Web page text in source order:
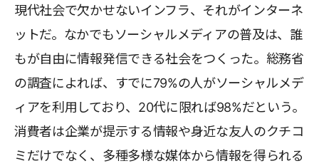
現代社会で欠かせないインフラ、それがインターネ
ットだ。なかでもソーシャルメディアの普及は、誰
もが自由に情報発信できる社会をつくった。総務省
の調査によれば、すでに79%の人がソーシャルメデ
ィアを利用しており、20代に限れば98%だという。
消費者は企業が提示する情報や身近な友人のクチコ
ミだけでなく、多種多様な媒体から情報を得られる